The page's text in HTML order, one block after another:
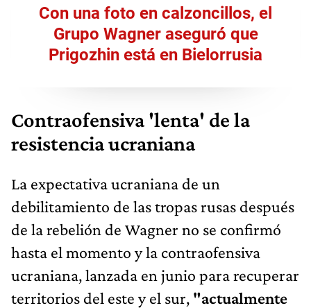
Con una foto en calzoncillos, el
Grupo Wagner aseguró que
Prigozhin está en Bielorrusia
Contraofensiva 'lenta' de la
resistencia ucraniana
La expectativa ucraniana de un
debilitamiento de las tropas rusas después
de la rebelión de Wagner no se confirmó
hasta el momento y la contraofensiva
ucraniana, lanzada en junio para recuperar
territorios del este y el sur, "actualmente